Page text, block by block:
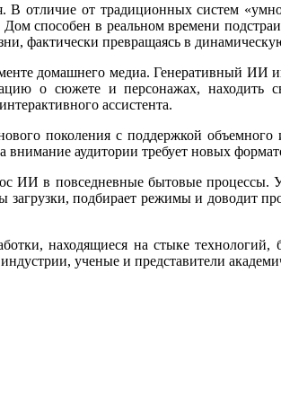
В отличие от традиционных систем
способен в реальном времени
фактически превращаясь в
домашнего медиа. Генеративный ИИ
о сюжете и персонажах, находить
ассистента.
поколения с поддержкой объемного
внимание аудитории требует новых
ИИ в повседневные бытовые процессы.
подбирает режимы и доводит
находящиеся на стыке
ученые и представители